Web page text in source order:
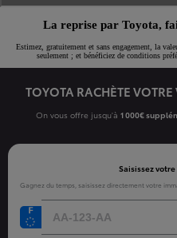
La reprise par Toyota,
Estimez, gratuitement et sans engagement, la
seulement ; et bénéficiez de conditions
TOYOTA RACHÈTE
On vous offre jusqu'à 1 000€
Saisissez
Gagnez du temps, saisissez directement votre